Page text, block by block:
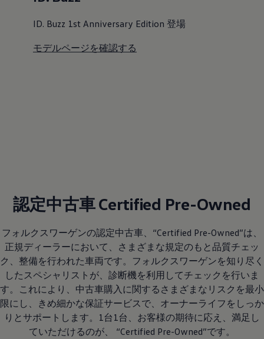
ID. Buzz 1st Anniversary Edition 登場
モデルページを確認する
認定中古車 Certified Pre-Owned
フォルクスワーゲンの認定中古車、“Certified Pre-Owned”は、
正規ディーラーにおいて、さまざまな規定のもと品質チェッ
ク、整備を行われた車両です。フォルクスワーゲンを知り尽く
したスペシャリストが、診断機を利用してチェックを行いま
す。これにより、中古車購入に関するさまざまなリスクを最小
限にし、きめ細かな保証サービスで、オーナーライフをしっか
りとサポートします。1台1台、お客様の期待に応え、満足し
ていただけるのが、 “Certified Pre-Owned”です。